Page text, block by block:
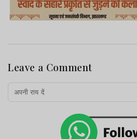
Leave a Comment